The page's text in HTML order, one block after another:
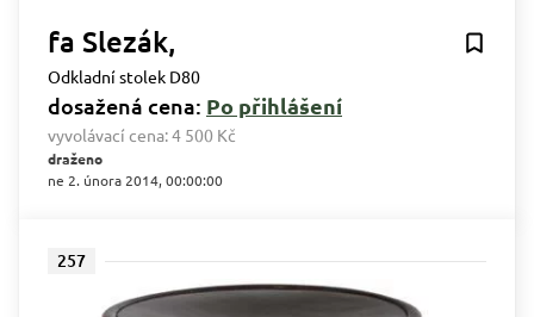
fa Slezák,
Odkladní stolek D80
dosažená cena: Po přihlášení
vyvolávací cena:4 500 Kč
draženo
ne 2. února 2014, 00:00:00
257